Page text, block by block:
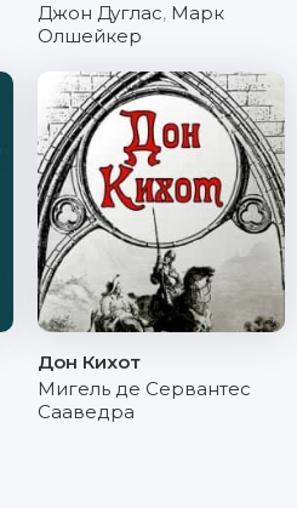
Джон Дуглас, Марк
Олшейкер
Дон Кихот
Мигель де Сервантес
Сааведра